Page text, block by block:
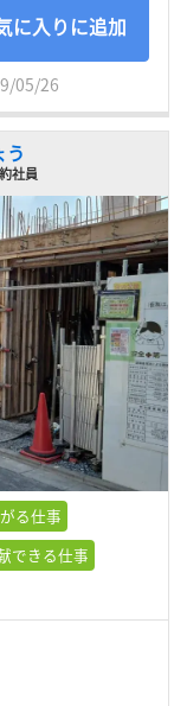
に入りに追加
05/26
う
社員
る仕事
できる仕事